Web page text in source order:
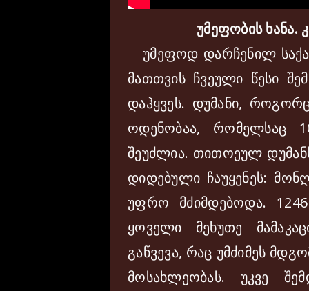
უმეფობის ხანა.
უმეფოდ დარჩენილ
მათთვის ჩვეული წესი
დაჰყვეს. დუმანი,
ოდენობაა, რომელსაც
შეუძლია. თითოეულ
დიდებული ჩაუყენეს:
უფრო მძიმდებოდა.
ყოველი მეხუთე
გაწვევა, რაც უმძიმეს
მოსახლეობას. უკვე